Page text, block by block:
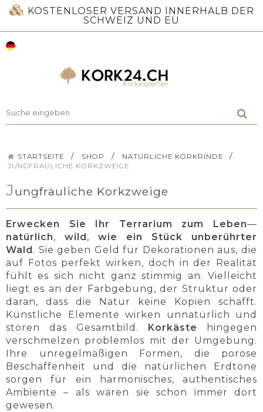
KOSTENLOSER VERSAND INNERHALB DER
SCHWEIZ UND EU
STARTSEITE / SHOP / NATÜRLICHE KORKRINDE /
JUNGFRÄULICHE KORKZWEIGE
J ungfräuliche Korkzweige
Erwecken Sie Ihr Terrarium zum Leben—
natürlich, wild , wie ein Stück unberührter
Wald . Sie geben Geld für Dekorationen aus, die
auf Fotos perfekt wirken, doch in der Realität
fühlt es sich nicht ganz stimmig an. Vielleicht
liegt es an der Farbgebung, der Struktur oder
daran, dass die Natur keine Kopien schafft.
Künstliche Elemente wirken unnatürlich und
stören das Gesamtbild.
Korkäste
hingegen
verschmelzen problemlos mit der Umgebung.
Ihre unregelmäßigen Formen, die poröse
Beschaffenheit und die natürlichen Erdtöne
sorgen für ein harmonisches, authentisches
Ambiente – als wären sie schon immer dort
gewesen.